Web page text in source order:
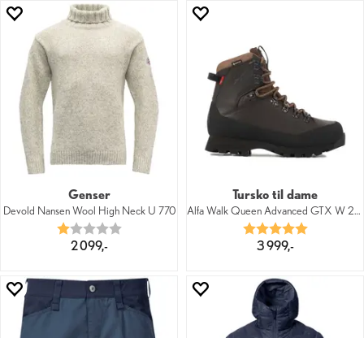
Genser
Devold Nansen Wool High Neck U 770
Karakter:
1.0 av 5 mulige
2 099,-
Tursko til dame
Alfa Walk Queen Advanced GTX W 2000
Karakter:
5.0 av 5
3 999,-